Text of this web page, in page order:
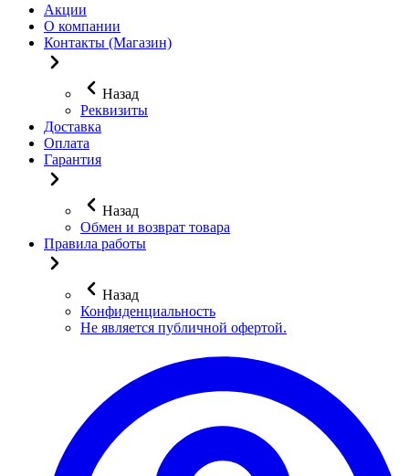
Акции
О компании
Контакты (Магазин)
Назад
Реквизиты
Доставка
Оплата
Гарантия
Назад
Обмен и возврат товара
Правила работы
Назад
Конфиденциальность
Не является публичной офертой.